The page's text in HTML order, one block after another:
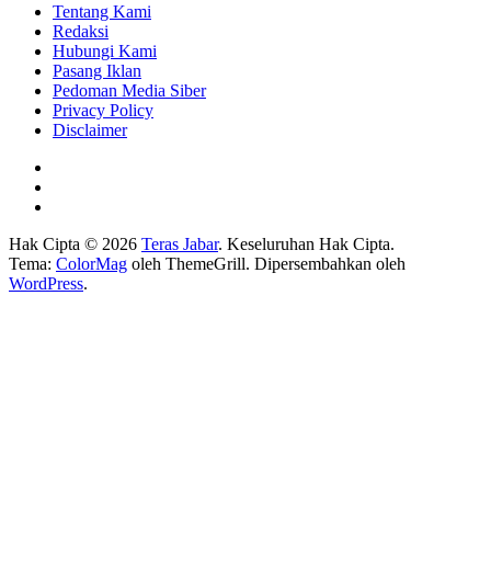
Tentang Kami
Redaksi
Hubungi Kami
Pasang Iklan
Pedoman Media Siber
Privacy Policy
Disclaimer
Hak Cipta © 2026 Teras Jabar. Keseluruhan Hak Cipta.
Tema: ColorMag oleh ThemeGrill. Dipersembahkan oleh
WordPress.